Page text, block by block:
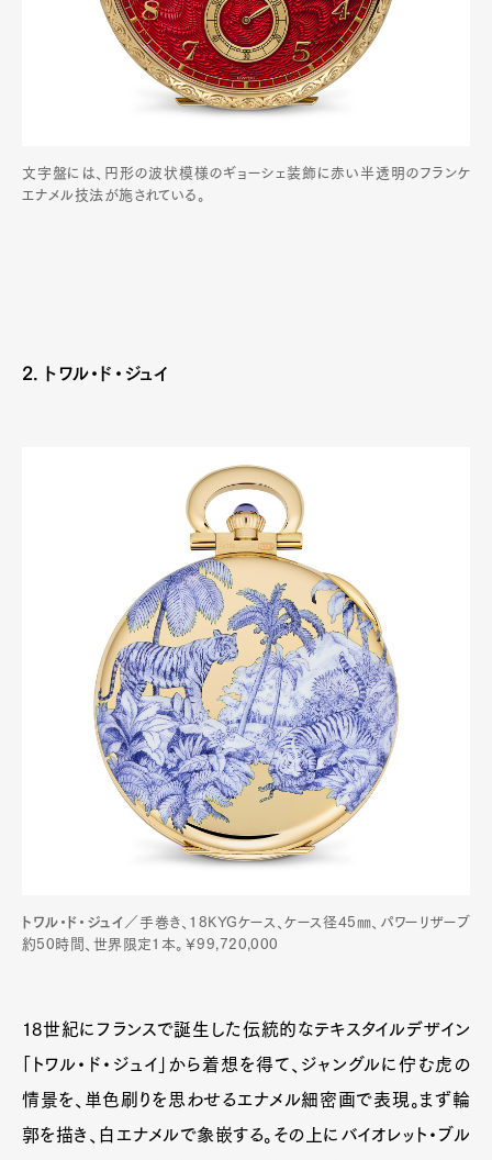
Official Columnist
About
Contact
Pen international
文字盤には、円形の波状模様のギョーシェ装飾に赤い半透明のフランケ
エナメル技法が施されている。
2. トワル・ド・ジュイ
トワル・ド・ジュイ ／手巻き、18KYGケース、ケース径45㎜、パワーリザーブ
約50時間、世界限定1本。￥99,720,000
18世紀にフランスで誕生した伝統的なテキスタイルデザイン
「トワル・ド・ジュイ」から着想を得て、ジャングルに佇む虎の
情景を、単色刷りを思わせるエナメル細密画で表現。まず輪
郭を描き、白エナメルで象嵌する。その上にバイオレット・ブル